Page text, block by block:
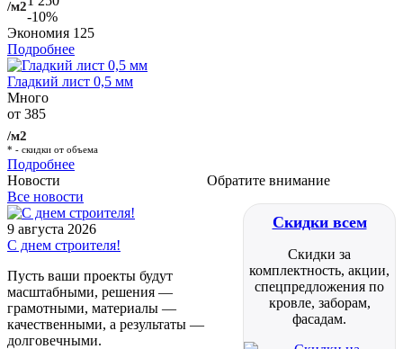
/м2
-10%
Экономия 125
Подробнее
Гладкий лист 0,5 мм
Много
от 385
/м2
* - скидки от объема
Подробнее
Обратите внимание
Скидки всем
Скидки за
комплектность, акции,
спецпредложения по
кровле, заборам,
фасадам.
Новости
Все новости
9 августа 2026
С днем строителя!
Пусть ваши проекты будут
масштабными, решения —
грамотными, материалы —
качественными, а результаты —
долговечными.